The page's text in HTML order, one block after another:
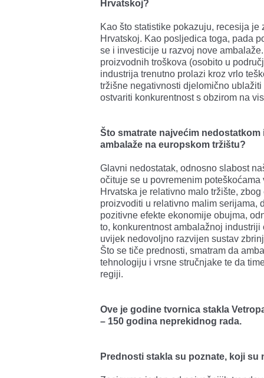
Hrvatskoj?
Kao što statistike pokazuju, recesija
Hrvatskoj. Kao posljedica toga, pada
se i investicije u razvoj nove
proizvodnih troškova (osobito u
industrija trenutno prolazi kroz vrlo
tržišne negativnosti djelomično
ostvariti konkurentnost s obzirom na
Što smatrate najvećim
ambalaže na europskom tržištu?
Glavni nedostatak, odnosno slabost
očituje se u povremenim
Hrvatska je relativno malo tržište,
proizvoditi u relativno malim serijama,
pozitivne efekte ekonomije obujma,
to, konkurentnost ambalažnoj
uvijek nedovoljno razvijen sustav
Što se tiče prednosti, smatram da
tehnologiju i vrsne stručnjake te da
regiji.
Ove je godine tvornica stakla
– 150 godina neprekidnog rada.
Prednosti stakla su poznate, koji su